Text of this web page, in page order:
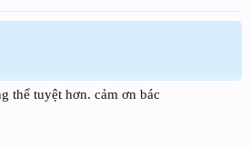
thể tuyệt hơn. cảm ơn bác